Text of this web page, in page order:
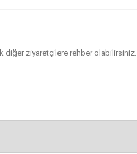
diğer ziyaretçilere rehber olabilirsiniz.